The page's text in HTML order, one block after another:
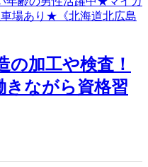
の加工や検査！
きながら資格習